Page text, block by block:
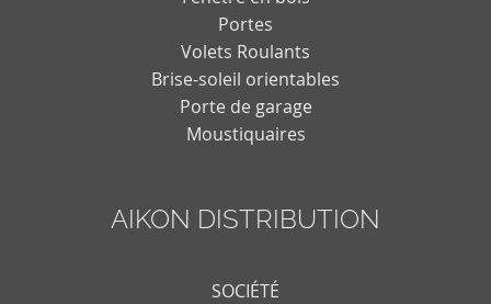
Portes
Volets Roulants
Brise-soleil orientables
Porte de garage
Moustiquaires
AIKON DISTRIBUTION
SOCIÉTÉ